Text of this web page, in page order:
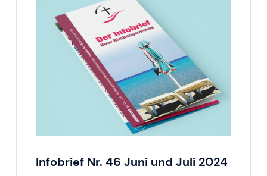
Infobrief Nr. 46 Juni und Juli 2024